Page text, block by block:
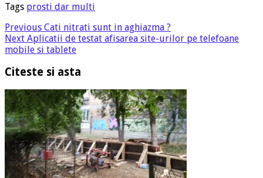
Tags prosti dar multi
Previous Cati nitrati sunt in aghiazma ?
Next Aplicatii de testat afisarea site-urilor pe telefoane
mobile si tablete
Citeste si asta